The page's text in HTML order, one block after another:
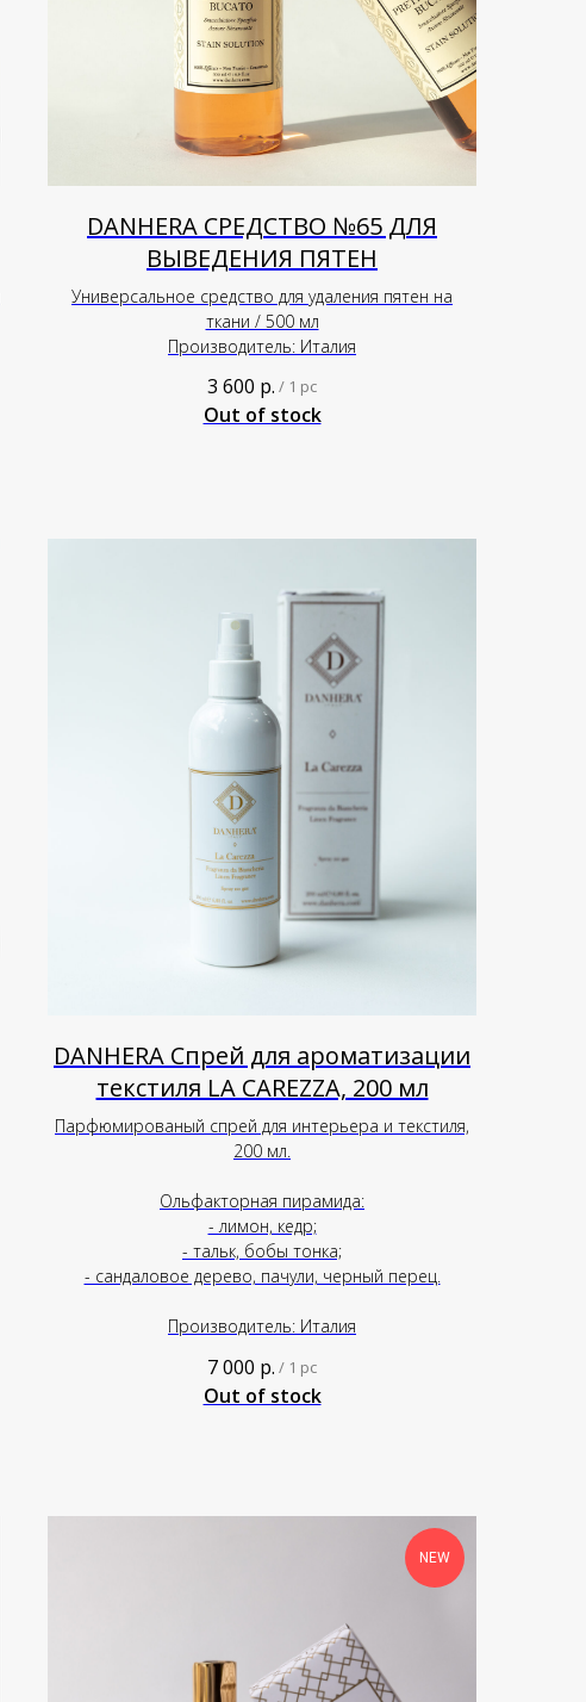
DANHERA СРЕДСТВО №65 ДЛЯ
ВЫВЕДЕНИЯ ПЯТЕН
Универсальное средство для удаления пятен на
ткани / 500 мл
Производитель: Италия
3 600 р. / 1 pc
Out of stock
DANHERA Спрей для ароматизации
текстиля LA CAREZZA, 200 мл
Парфюмированый спрей для интерьера и текстиля,
200 мл.
Ольфакторная пирамида:
- лимон, кедр;
- тальк, бобы тонка;
- сандаловое дерево, пачули, черный перец.
Производитель: Италия
7 000 р. / 1 pc
Out of stock
NEW